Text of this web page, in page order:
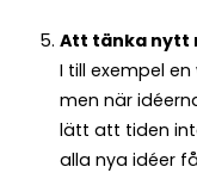
Att tänka nytt
I till exempel
men när
lätt att tiden
alla nya idéer